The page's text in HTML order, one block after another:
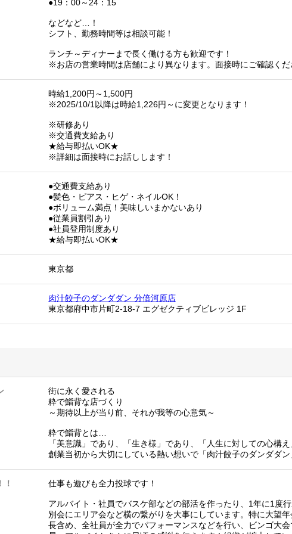
●19：00～24：15
などなど…！
シフト、勤務時間等は相談可能！
ランチ～ディナーまで長く働ける方も歓迎です！
※お店の営業時間は店舗により異なります。面接時にご確認くだ
時給1,200円～1,500円
※2025/10/1以降は時給1,226円～に変更となります！
※研修あり
※交通費支給あり
★給与即払いOK★
※詳細は面接時にお話しします！
●交通費支給あり
●髪色・ピアス・ヒゲ・ネイルOK！
●ボリューム満点！美味しいまかないあり
●従業員割引あり
●社員登用制度あり
★給与即払いOK★
東京都
肉汁餃子のダンダダン 分倍河原店
東京都府中市片町2-18-7 エグゼクティブビレッジ 1F
街に永く愛される
粋で鯔背な店づくり
～期待以上が当り前、それが我等の心意気～
粋で鯔背とは…
「美意識」であり、「生き様」であり、「人生に対しての心構
創業当初から大切にしている熱い想いで「肉汁餃子のダンダダ
！ 仕事も遊びも全力投球です！
アルバイト・社員でバスケ部などの部活を作ったり、1年に1度
別会にエリア会など横の繋がりを大事にしています。特に大望
長含め、全社員が全力でパフォーマンスなどを行い、ビンゴ大